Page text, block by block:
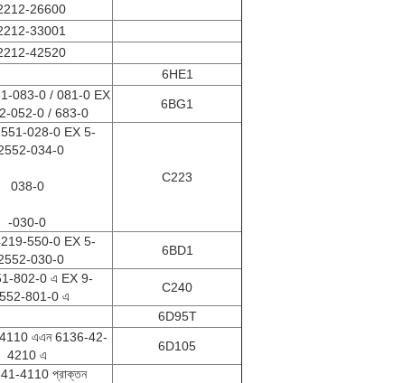
26600
33001
42520
6HE1
083-0 / 081-0 EX
052-0 / 683-0
6BG1
028-0 EX 5-
034-0
038-0
-030-0
C223
550-0 EX 5-
030-0
6BD1
802-0 এ EX 9-
801-0 এ
C240
6D95T
এএন 6136-42-
4210 এ
6D105
4110 প্রাক্তন